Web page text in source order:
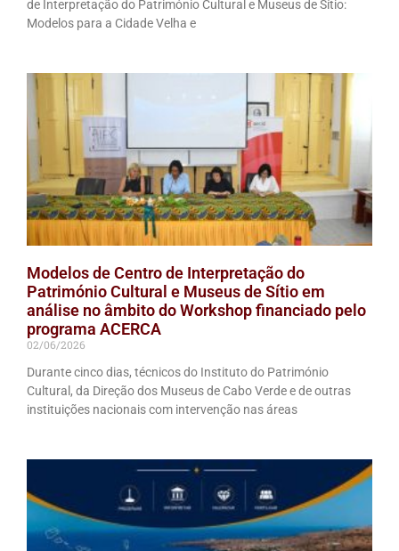
de Interpretação do Património Cultural e Museus de Sítio:
Modelos para a Cidade Velha e
Modelos de Centro de Interpretação do
Património Cultural e Museus de Sítio em
análise no âmbito do Workshop financiado pelo
programa ACERCA
02/06/2026
Durante cinco dias, técnicos do Instituto do Património
Cultural, da Direção dos Museus de Cabo Verde e de outras
instituições nacionais com intervenção nas áreas